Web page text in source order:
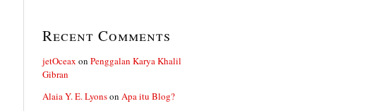
Recent Comments
jetOceax on Penggalan Karya Khalil
Gibran
Alaia Y. E. Lyonson Apa itu Blog?